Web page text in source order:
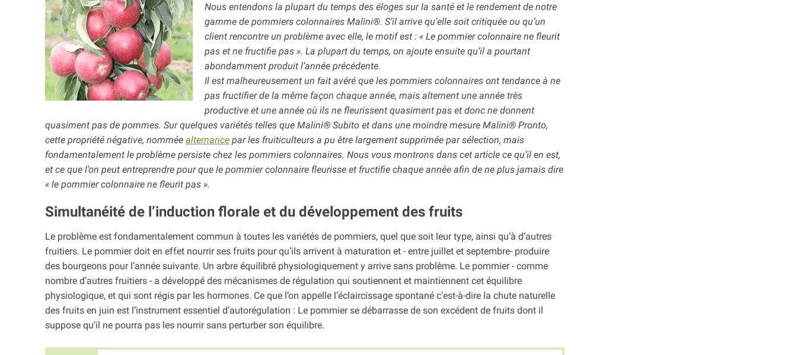
Nous entendons la plupart du temps des éloges sur la santé et le rendement de notre
gamme de pommiers colonnaires Malini®. S’il arrive qu’elle soit critiquée ou qu’un
client rencontre un problème avec elle, le motif est : « Le pommier colonnaire ne fleurit
pas et ne fructifie pas ». La plupart du temps, on ajoute ensuite qu’il a pourtant
abondamment produit l’année précédente.
Il est malheureusement un fait avéré que les pommiers colonnaires ont tendance à ne
pas fructifier de la même façon chaque année, mais alternent une année très
productive et une année où ils ne fleurissent quasiment pas et donc ne donnent
quasiment pas de pommes. Sur quelques variétés telles que Malini® Subito et dans une moindre mesure Malini® Pronto,
cette propriété négative, nommée alternance par les fruiticulteurs a pu être largement supprimée par sélection, mais
fondamentalement le problème persiste chez les pommiers colonnaires. Nous vous montrons dans cet article ce qu’il en est,
et ce que l’on peut entreprendre pour que le pommier colonnaire fleurisse et fructifie chaque année afin de ne plus jamais dire
« le pommier colonnaire ne fleurit pas ».
Simultanéité de l’induction florale et du développement des fruits
Le problème est fondamentalement commun à toutes les variétés de pommiers, quel que soit leur type, ainsi qu’à d’autres
fruitiers. Le pommier doit en effet nourrir ses fruits pour qu’ils arrivent à maturation et - entre juillet et septembre- produire
des bourgeons pour l’année suivante. Un arbre équilibré physiologiquement y arrive sans problème. Le pommier - comme
nombre d’autres fruitiers - a développé des mécanismes de régulation qui soutiennent et maintiennent cet équilibre
physiologique, et qui sont régis par les hormones. Ce que l’on appelle l’éclaircissage spontané c’est-à-dire la chute naturelle
des fruits en juin est l’instrument essentiel d’autorégulation : Le pommier se débarrasse de son excédent de fruits dont il
suppose qu’il ne pourra pas les nourrir sans perturber son équilibre.